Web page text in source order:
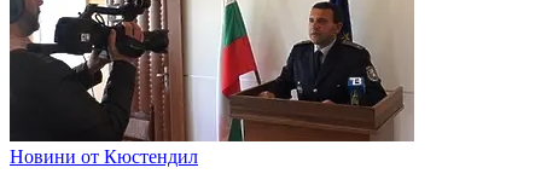
Новини от Кюстендил